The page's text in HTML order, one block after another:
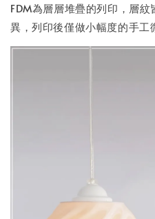
FDM為層層堆疊的列印，層
異，列印後僅做小幅度的手工